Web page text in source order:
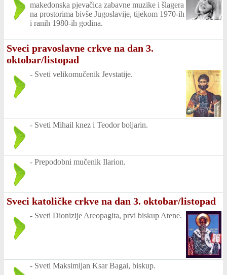
makedonska pjevačica zabavne muzike i šlagera
na prostorima bivše Jugoslavije, tijekom 1970-ih
i ranih 1980-ih godina.
Sveci pravoslavne crkve na dan 3.
oktobar/listopad
- Sveti velikomučenik Jevstatije.
- Sveti Mihail knez i Teodor boljarin.
- Prepodobni mučenik Ilarion.
Sveci katoličke crkve na dan 3. oktobar/listopad
- Sveti Dionizije Areopagita, prvi biskup Atene.
- Sveti Maksimijan Ksar Bagai, biskup.